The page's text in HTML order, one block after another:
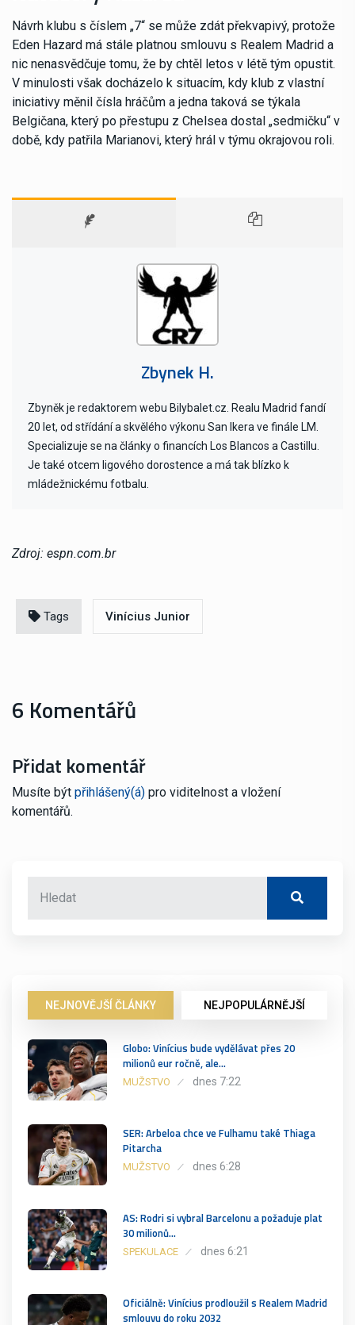
Návrh klubu s číslem „7“ se může zdát překvapivý, protože
Eden Hazard má stále platnou smlouvu s Realem Madrid a
nic nenasvědčuje tomu, že by chtěl letos v létě tým opustit.
V minulosti však docházelo k situacím, kdy klub z vlastní
iniciativy měnil čísla hráčům a jedna taková se týkala
Belgičana, který po přestupu z Chelsea dostal „sedmičku“ v
době, kdy patřila Marianovi, který hrál v týmu okrajovou roli.
Zbynek H.
Zbyněk je redaktorem webu Bilybalet.cz. Realu Madrid fandí
20 let, od střídání a skvělého výkonu San Ikera ve finále LM.
Specializuje se na články o financích Los Blancos a Castillu.
Je také otcem ligového dorostence a má tak blízko k
mládežnickému fotbalu.
Zdroj: espn.com.br
Tags Vinícius Junior
6 Komentářů
Přidat komentář
Musíte být přihlášený(á) pro viditelnost a vložení
komentářů.
NEJNOVĚJŠÍ ČLÁNKY NEJPOPULÁRNĚJŠÍ
Globo: Vinícius bude vydělávat přes 20
milionů eur ročně, ale…
MUŽSTVO dnes 7:22
SER: Arbeloa chce ve Fulhamu také Thiaga
Pitarcha
MUŽSTVO dnes 6:28
AS: Rodri si vybral Barcelonu a požaduje plat
30 milionů…
SPEKULACE dnes 6:21
Oficiálně: Vinícius prodloužil s Realem Madrid
smlouvu do roku 2032